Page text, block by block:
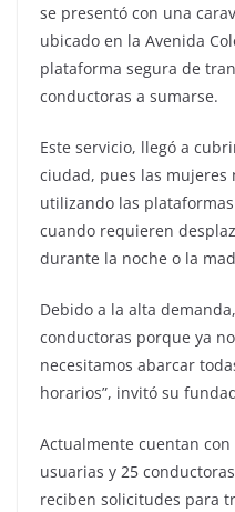
se presentó con una
ubicado en la Avenida
plataforma segura de
conductoras a sumarse.
Este servicio, llegó a
ciudad, pues las mujeres
utilizando las
cuando requieren
durante la noche o la
Debido a la alta
conductoras porque ya
necesitamos abarcar
horarios”, invitó su
Actualmente cuentan
usuarias y 25
reciben solicitudes para